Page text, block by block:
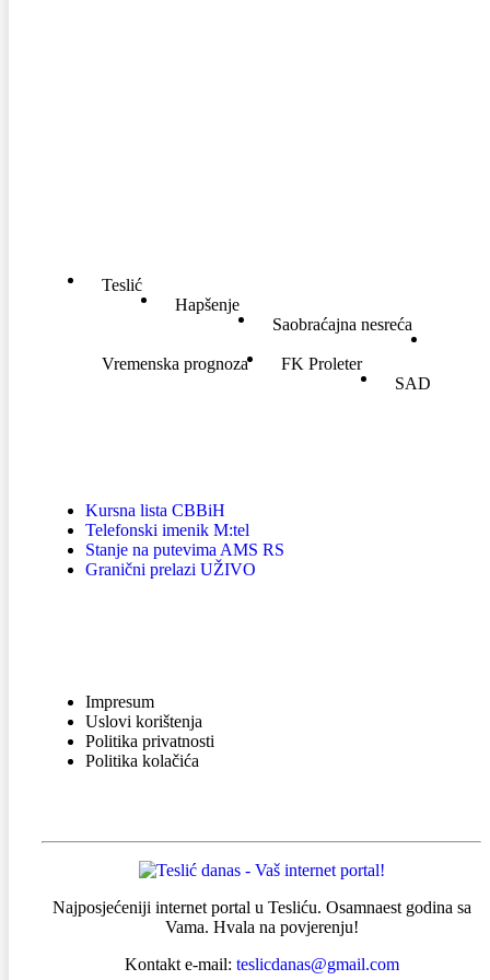
Teslić
Hapšenje
Saobraćajna nesreća
Vremenska prognoza
FK Proleter
SAD
Kursna lista CBBiH
Telefonski imenik M:tel
Stanje na putevima AMS RS
Granični prelazi UŽIVO
Impresum
Uslovi korištenja
Politika privatnosti
Politika kolačića
Najposjećeniji internet portal u Tesliću. Osamnaest godina sa
Vama. Hvala na povjerenju!
Kontakt e-mail: teslicdanas@gmail.com